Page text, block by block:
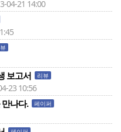
04-21 14:00
보고서 리뷰
23 10:56
나다. 페이퍼